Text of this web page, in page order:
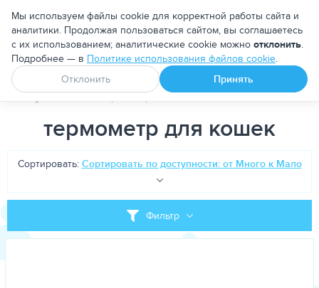
Москва
Апоквел Ветмедин От блох и клещей
PetDog Теги термометр для кошек
термометр для кошек
Фильтр
Сортировать: Сортировать по доступности: от Много к Мало
Мы используем файлы cookie для корректной работы сайта и
аналитики. Продолжая пользоваться сайтом, вы соглашаетесь
с их использованием; аналитические cookie можно отклонить.
Подробнее — в Политике использования файлов cookie.
Отклонить
Принять